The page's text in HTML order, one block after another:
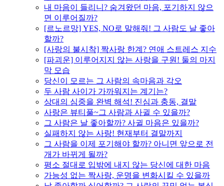
내 마음이 들리니? 숨겨왔던 마음, 포기하지 않으
면 이루어질까?
[르노르망] YES, NO로 말해줘! 그 사람도 날 좋아
할까?
[사랑의 불시착] 짝사랑 한계? 연애 스트레스 지수
[파괴운] 이루어지지 않는 사랑을 구원! 둘의 마지
막 모습
당신이 모르는 그 사람의 속마음과 각오
두 사람 사이가 가까워지는 계기는?
상대의 심중을 완벽 해석! 진심과 충동, 결말
사랑은 뷰티풀~그 사람과 사귈 수 있을까?
그 사람은 날 좋아할까? 사귈 마음은 있을까?
실패하지 않는 사랑! 현재부터 결말까지
그 사람을 이제 포기해야 할까? 아니면 앞으로 전
개가 바뀌게 될까?
평소 절대로 입밖에 내지 않는 당신에 대한 마음
가능성 없는 짝사랑, 운명을 변화시킬 수 있을까